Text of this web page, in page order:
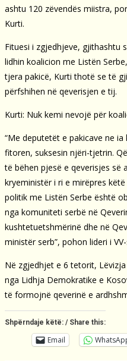
ashtu 120 zëvendës miistra,
Kurti.
Fituesi i zgjedhjeve, gjithashtu
lidhin koalicion me Listën
tjera pakicë, Kurti thotë se të
përfshihen në qeverisjen e tij.
Kurti: Nuk kemi nevojë për
“Me deputetët e pakicave ne
fitoren, suksesin njëri-tjetrin.
të bëhen pjesë e qeverisjes së
kryeministër i ri e mirëpres
politik me Listën Serbe është
nga komuniteti serbë në
kushtetuetshmërinë dhe në
ministër serb”, pohon lideri i
Në zgjedhjet e 6 tetorit,
nga Lidhja Demokratike e
të formojnë qeverinë e
Shpërndaje këtë: / Share this:
Email